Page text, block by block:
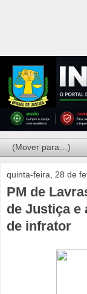
quinta-feira, 28 de
PM de
de Justiça e
de infrator